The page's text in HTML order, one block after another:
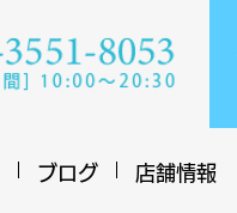
ブログ 店舗情報